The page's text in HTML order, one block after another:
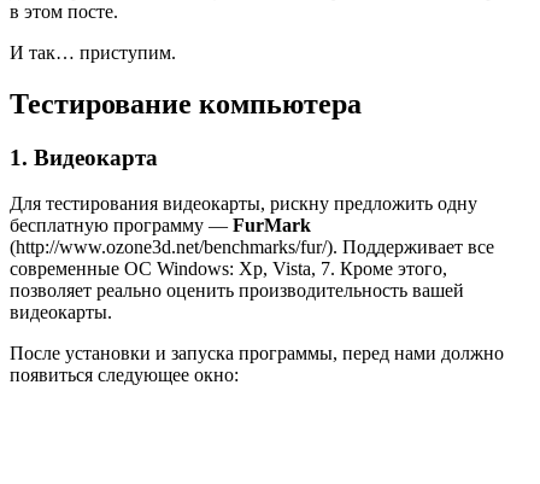
в этом посте.
И так… приступим.
Тестирование компьютера
1. Видеокарта
Для тестирования видеокарты, рискну предложить одну
бесплатную программу — FurMark
(http://www.ozone3d.net/benchmarks/fur/). Поддерживает все
современные ОС Windows: Xp, Vista, 7. Кроме этого,
позволяет реально оценить производительность вашей
видеокарты.
После установки и запуска программы, перед нами должно
появиться следующее окно: